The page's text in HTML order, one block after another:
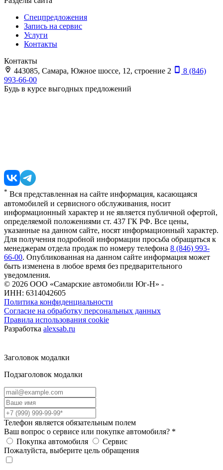
Спецпредложения
Запись на сервис
Услуги
Контакты
Контакты
443085, Самара, Южное шоссе, 12, строение 2
8 (846)
993-66-00
Будь в курсе выгодных предложений
* Вся представленная на сайте информация, касающаяся
автомобилей и сервисного обслуживания, носит
информационный характер и не является публичной офертой,
определяемой положениями ст. 437 ГК РФ. Все цены,
указанные на данном сайте, носят информационный характер.
Для получения подробной информации просьба обращаться к
менеджерам отдела продаж по номеру телефона 8 (846) 993-
66-00. Опубликованная на данном сайте информация может
быть изменена в любое время без предварительного
уведомления.
© 2026 ООО «Самарские автомобили Юг-Н» -
ИНН: 6314042605
Политика конфиденциальности
Согласие на обработку персональных данных
Правила использования cookie
Разработка alexsab.ru
Заголовок модалки
Подзаголовок модалки
Телефон является обязательным полем
Ваш вопрос о сервисе или покупке автомобиля? *
Покупка автомобиля
Сервис
Пожалуйста, выберите цель обращения